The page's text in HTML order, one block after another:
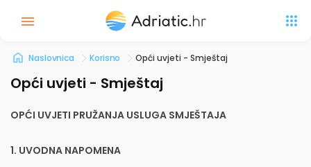
Naslovnica Korisno Opći uvjeti - Smještaj
Opći uvjeti - Smještaj
OPĆI UVJETI PRUŽANJA USLUGA SMJEŠTAJA
1. UVODNA NAPOMENA